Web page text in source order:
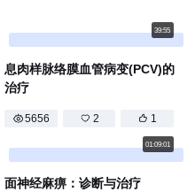
39:55
息肉样脉络膜血管病变(PCV)的
治疗
5656 2 1
01:09:01
面神经麻痹：诊断与治疗